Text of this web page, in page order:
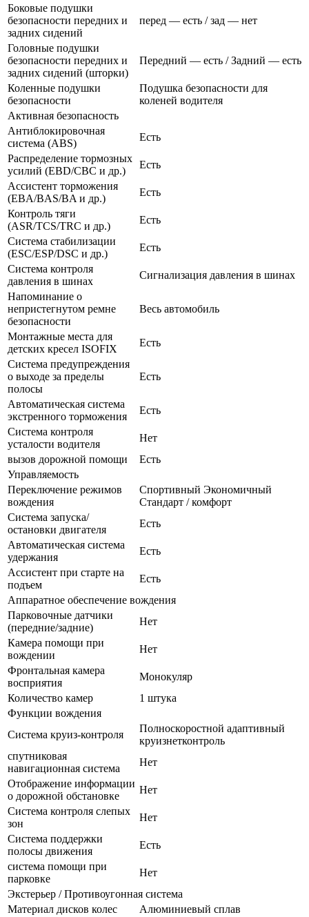
Боковые подушки
безопасности передних и
задних сидений
перед — есть / зад — нет
Головные подушки
безопасности передних и
задних сидений (шторки)
Передний — есть / Задний — есть
Коленные подушки
безопасности
Подушка безопасности для
коленей водителя
Активная безопасность
Антиблокировочная
система (ABS)
Есть
Распределение тормозных
усилий (EBD/CBC и др.)
Есть
Ассистент торможения
(EBA/BAS/BA и др.)
Есть
Контроль тяги
(ASR/TCS/TRC и др.)
Есть
Система стабилизации
(ESC/ESP/DSC и др.)
Есть
Система контроля
давления в шинах
Сигнализация давления в шинах
Напоминание о
непристегнутом ремне
безопасности
Весь автомобиль
Монтажные места для
детских кресел ISOFIX
Есть
Система предупреждения
о выходе за пределы
полосы
Есть
Автоматическая система
экстренного торможения
Есть
Система контроля
усталости водителя
Нет
вызов дорожной помощи
Есть
Управляемость
Переключение режимов
вождения
Спортивный Экономичный
Стандарт / комфорт
Система запуска/
остановки двигателя
Есть
Автоматическая система
удержания
Есть
Ассистент при старте на
подъем
Есть
Аппаратное обеспечение вождения
Парковочные датчики
(передние/задние)
Нет
Камера помощи при
вождении
Нет
Фронтальная камера
восприятия
Монокуляр
Количество камер
1 штука
Функции вождения
Система круиз-контроля
Полноскоростной адаптивный
круизнетконтроль
спутниковая
навигационная система
Нет
Отображение информации
о дорожной обстановке
Нет
Система контроля слепых
зон
Нет
Система поддержки
полосы движения
Есть
система помощи при
парковке
Нет
Экстерьер / Противоугонная система
Материал дисков колес
Алюминиевый сплав